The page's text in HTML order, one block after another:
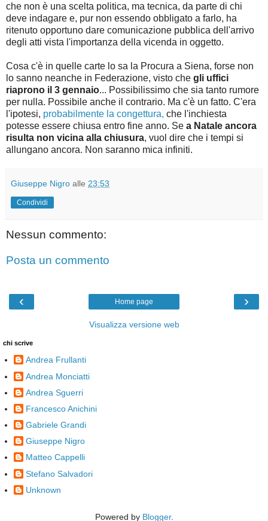
che non è una scelta politica, ma tecnica, da parte di chi
deve indagare e, pur non essendo obbligato a farlo, ha
ritenuto opportuno dare comunicazione pubblica dell'arrivo
degli atti vista l'importanza della vicenda in oggetto.
Cosa c'è in quelle carte lo sa la Procura a Siena, forse non
lo sanno neanche in Federazione, visto che gli uffici
riaprono il 3 gennaio... Possibilissimo che sia tanto rumore
per nulla. Possibile anche il contrario. Ma c'è un fatto. C'era
l'ipotesi, probabilmente la congettura, che l'inchiesta
potesse essere chiusa entro fine anno. Se a Natale ancora
risulta non vicina alla chiusura, vuol dire che i tempi si
allungano ancora. Non saranno mica infiniti.
Giuseppe Nigro alle 23:53
Condividi
Nessun commento:
Posta un commento
‹ ›
Home page
Visualizza versione web
chi scrive
Andrea Frullanti
Andrea Monciatti
Andrea Sguerri
Francesco Anichini
Gabriele Grandi
Giuseppe Nigro
Matteo Cappelli
Stefano Salvadori
Unknown
Powered by Blogger.